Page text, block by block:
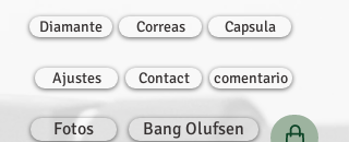
Diamante Correas Capsula
Ajustes Contact comentario
Fotos Bang Olufsen